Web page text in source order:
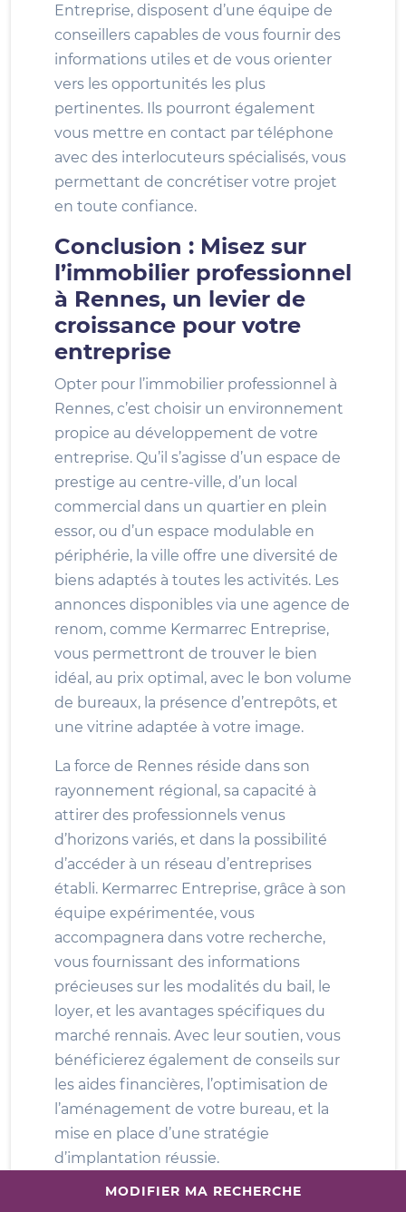
MODIFIER MA RECHERCHE
Entreprise, disposent d’une équipe de
conseillers capables de vous fournir des
informations utiles et de vous orienter
vers les opportunités les plus
pertinentes. Ils pourront également
vous mettre en contact par téléphone
avec des interlocuteurs spécialisés, vous
permettant de concrétiser votre projet
en toute confiance.
Conclusion : Misez sur
l’immobilier professionnel
à Rennes, un levier de
croissance pour votre
entreprise
Opter pour l’immobilier professionnel à
Rennes, c’est choisir un environnement
propice au développement de votre
entreprise. Qu’il s’agisse d’un espace de
prestige au centre-ville, d’un local
commercial dans un quartier en plein
essor, ou d’un espace modulable en
périphérie, la ville offre une diversité de
biens adaptés à toutes les activités. Les
annonces disponibles via une agence de
renom, comme Kermarrec Entreprise,
vous permettront de trouver le bien
idéal, au prix optimal, avec le bon volume
de bureaux, la présence d’entrepôts, et
une vitrine adaptée à votre image.
La force de Rennes réside dans son
rayonnement régional, sa capacité à
attirer des professionnels venus
d’horizons variés, et dans la possibilité
d’accéder à un réseau d’entreprises
établi. Kermarrec Entreprise, grâce à son
équipe expérimentée, vous
accompagnera dans votre recherche,
vous fournissant des informations
précieuses sur les modalités du bail, le
loyer, et les avantages spécifiques du
marché rennais. Avec leur soutien, vous
bénéficierez également de conseils sur
les aides financières, l’optimisation de
l’aménagement de votre bureau, et la
mise en place d’une stratégie
d’implantation réussie.